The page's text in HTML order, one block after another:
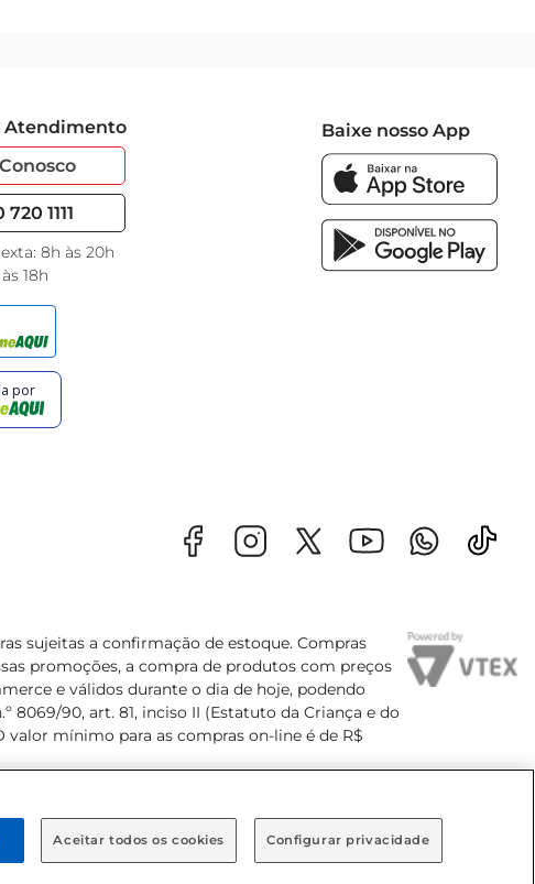
Atendimento
1111
8h às 20h
18h
Baixe nosso App
sujeitas a confirmação de estoque. Compras
promoções, a compra de produtos com preços
e válidos durante o dia de hoje, podendo
8069/90, art. 81, inciso II (Estatuto da Criança e do
valor mínimo para as compras on-line é de R$
Configurar privacidade
Aceitar todos os cookies